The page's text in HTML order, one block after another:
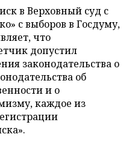
в Верховный суд с
с выборов в Госдуму,
что
допустил
законодательства о
об
и о
каждое из